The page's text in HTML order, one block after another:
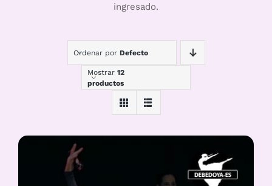
ingresado.
Ordenar por Defecto
Mostrar 12
productos